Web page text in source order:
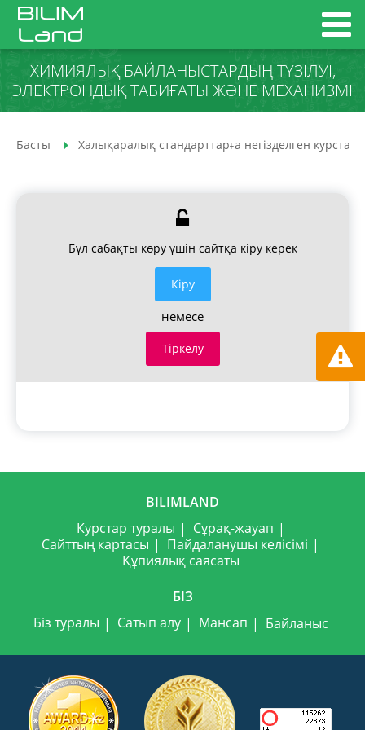
ХИМИЯЛЫҚ БАЙЛАНЫСТАРДЫҢ ТҮЗІЛУІ,
ЭЛЕКТРОНДЫҚ ТАБИҒАТЫ ЖӘНЕ МЕХАНИЗМІ
Басты Халықаралық стандарттарға негізделген курстар
Бұл сабақты көру үшін сайтқа кіру керек
Кiру
немесе
Тіркелу
BILIMLAND
Курстар туралы
Сұрақ-жауап
Сайттың картасы
Пайдаланушы келісімі
Құпиялық саясаты
БІЗ
Біз туралы
Сатып алу Мансап Байланыс